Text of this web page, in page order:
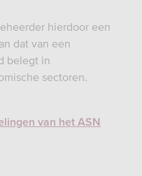
hierdoor een
dat van een
belegt in
sectoren.
van het ASN